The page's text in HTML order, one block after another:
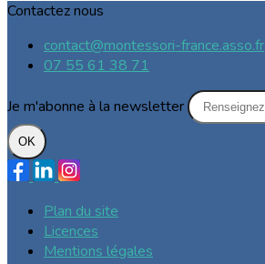
Contactez nous
contact@montessori-france.asso.fr
07 55 61 38 71
Je m'abonne à la newsletter
OK
Plan du site
Licences
Mentions légales